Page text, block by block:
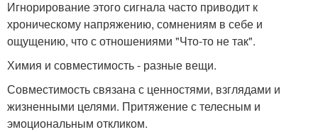
Игнорирование этого сигнала часто приводит к
хроническому напряжению, сомнениям в себе и
ощущению, что с отношениями "Что-то не так".
Химия и совместимость - разные вещи.
Совместимость связана с ценностями, взглядами и
жизненными целями. Притяжение с телесным и
эмоциональным откликом.